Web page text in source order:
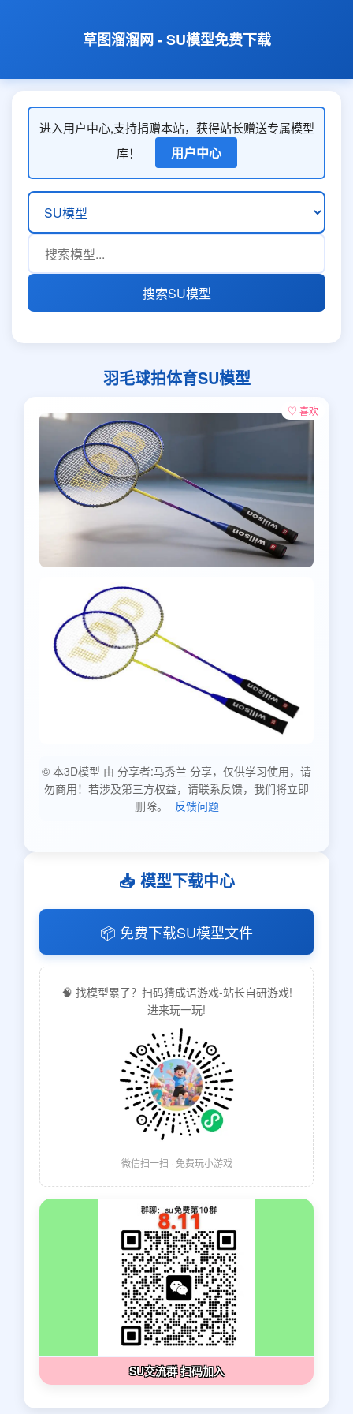
草图溜溜网 - SU模型免费下载
进入用户中心,支持捐赠本站，获得站长赠送专属模型
库！
用户中心
搜索SU模型
羽毛球拍体育SU模型
♡ 喜欢
© 本3D模型 由 分享者:马秀兰 分享，仅供学习使用，请
勿商用！若涉及第三方权益，请联系反馈，我们将立即
删除。
反馈问题
📥 模型下载中心
📦 免费下载SU模型文件
🧠 找模型累了？扫码猜成语游戏-站长自研游戏!
进来玩一玩!
微信扫一扫 · 免费玩小游戏
SU交流群 扫码加入